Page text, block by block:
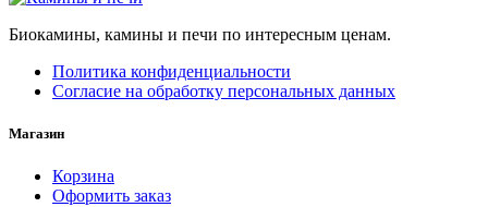
Биокамины, камины и печи по интересным ценам.
Политика конфиденциальности
Согласие на обработку персональных данных
Магазин
Корзина
Оформить заказ